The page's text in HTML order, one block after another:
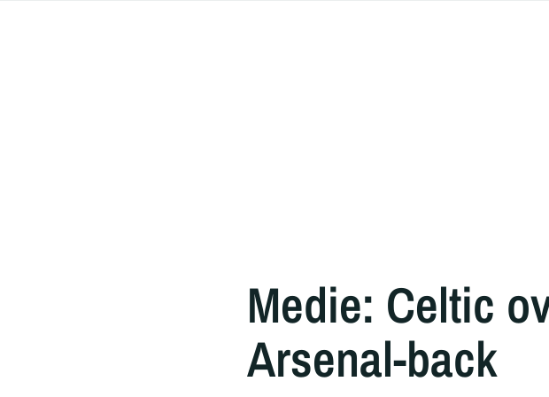
Medie: Celtic
Arsenal-back